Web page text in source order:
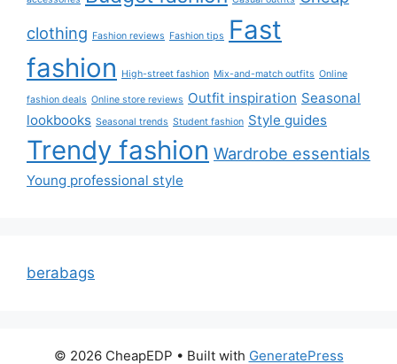
clothing Fashion reviews Fashion tips
Fast
fashion
High-street fashion Mix-and-match outfits Online
fashion deals Online store reviews Outfit inspiration Seasonal
lookbooks Seasonal trends Student fashion Style guides
Trendy fashion Wardrobe essentials
Young professional style
berabags
© 2026 CheapEDP • Built with GeneratePress